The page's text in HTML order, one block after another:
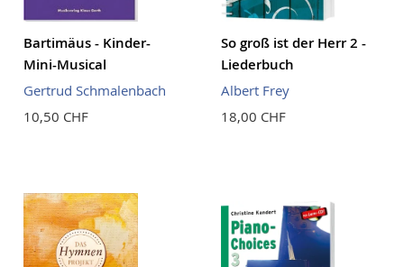
Bartimäus - Kinder-
Mini-Musical
Gertrud Schmalenbach
10,50 CHF
So groß ist der Herr 2 -
Liederbuch
Albert Frey
18,00 CHF